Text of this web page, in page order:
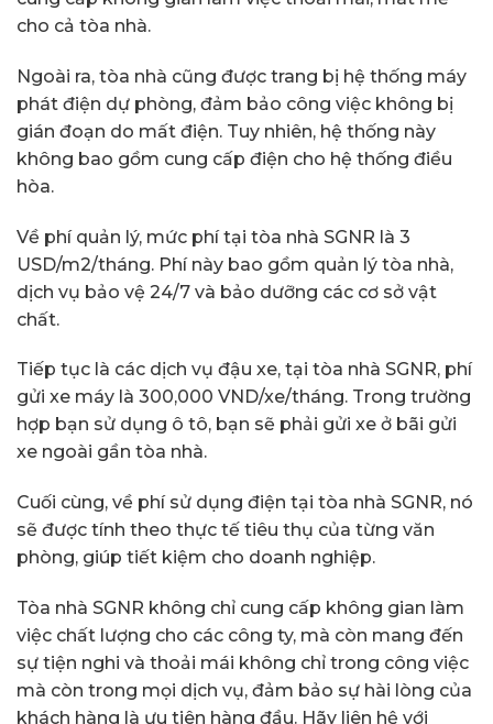
cho cả tòa nhà.
Ngoài ra, tòa nhà cũng được trang bị hệ thống máy
phát điện dự phòng, đảm bảo công việc không bị
gián đoạn do mất điện. Tuy nhiên, hệ thống này
không bao gồm cung cấp điện cho hệ thống điều
hòa.
Về phí quản lý, mức phí tại tòa nhà SGNR là 3
USD/m2/tháng. Phí này bao gồm quản lý tòa nhà,
dịch vụ bảo vệ 24/7 và bảo dưỡng các cơ sở vật
chất.
Tiếp tục là các dịch vụ đậu xe, tại tòa nhà SGNR, phí
gửi xe máy là 300,000 VND/xe/tháng. Trong trường
hợp bạn sử dụng ô tô, bạn sẽ phải gửi xe ở bãi gửi
xe ngoài gần tòa nhà.
Cuối cùng, về phí sử dụng điện tại tòa nhà SGNR, nó
sẽ được tính theo thực tế tiêu thụ của từng văn
phòng, giúp tiết kiệm cho doanh nghiệp.
Tòa nhà SGNR không chỉ cung cấp không gian làm
việc chất lượng cho các công ty, mà còn mang đến
sự tiện nghi và thoải mái không chỉ trong công việc
mà còn trong mọi dịch vụ, đảm bảo sự hài lòng của
khách hàng là ưu tiên hàng đầu. Hãy liên hệ với